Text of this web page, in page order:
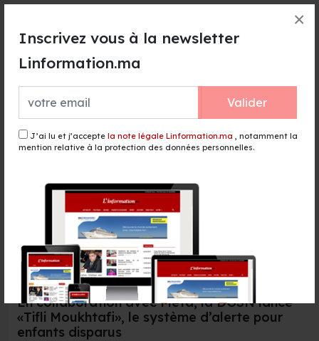
Inscrivez vous à la newsletter
Linformation.ma
Valider
J’ai lu et j’accepte la note légale Linformation.ma , notamment la
mention relative à la protection des données personnelles.
×
Grosse croissance pour le marché de l'intelligence
artificielle qui continue d'être l'un des piliers de la
trans...
En collaboration avec Meta, la DGSN lance
«Tifli Moukhtafi», le système d’alerte pour
enfants disparus